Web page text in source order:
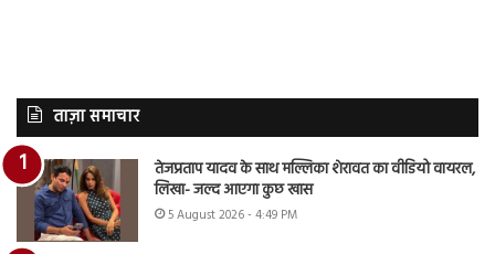
ताज़ा समाचार
तेजप्रताप यादव के साथ मल्लिका शेरावत का वीडियो वायरल,
लिखा- जल्द आएगा कुछ खास
5 August 2026 - 4:49 PM